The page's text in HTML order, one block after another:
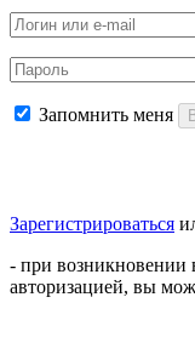
Запомнить меня
Зарегистрироваться
- при возникновении
авторизацией, вы